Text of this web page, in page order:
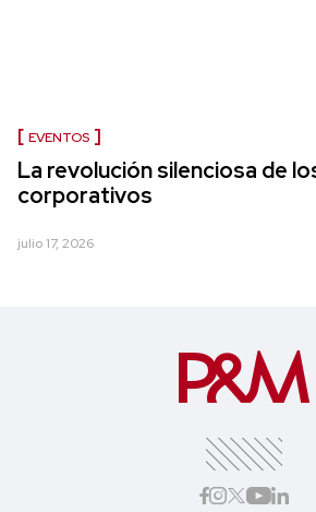
EVENTOS
La revolución silenciosa de
corporativos
julio 17, 2026